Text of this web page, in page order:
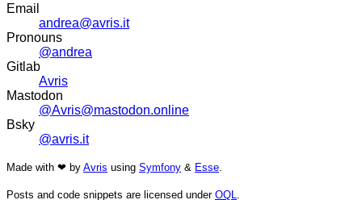
Email
andrea@avris.it
Pronouns
@andrea
Gitlab
Avris
Mastodon
@Avris@mastodon.online
Bsky
@avris.it
Made with ❤ by Avris using Symfony & Esse
Posts and code snippets are licensed under OQL